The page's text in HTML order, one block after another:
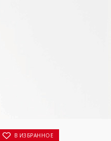
В ИЗБРАННОЕ